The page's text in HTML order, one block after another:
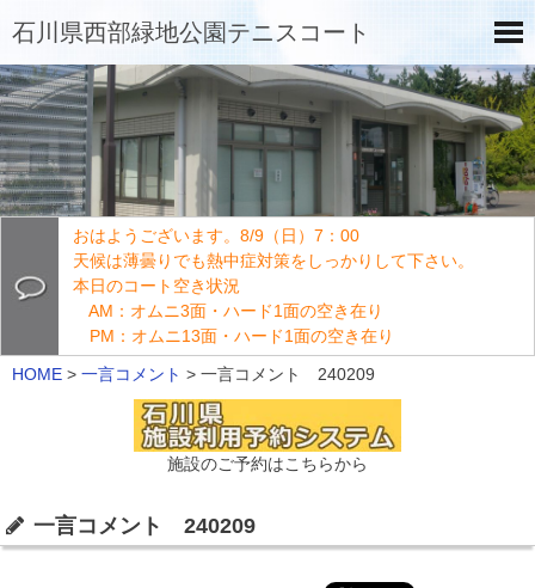
石川県西部緑地公園テニスコート
おはようございます。8/9（日）7：00
天候は薄曇りでも熱中症対策をしっかりして下さい。
本日のコート空き状況
AM：オムニ3面・ハード1面の空き在り
PM：オムニ13面・ハード1面の空き在り
HOME > 一言コメント > 一言コメント 240209
施設のご予約はこちらから
一言コメント 240209